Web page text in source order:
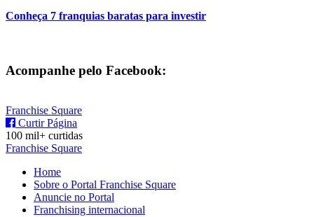
Conheça 7 franquias baratas para investir
Acompanhe pelo Facebook:
Franchise Square
Curtir Página
100 mil+ curtidas
Franchise Square
Home
Sobre o Portal Franchise Square
Anuncie no Portal
Franchising internacional